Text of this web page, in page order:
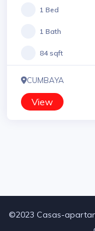
1 Bed
1 Bath
84 sqft
CUMBAYA
View
©2023 Casas-